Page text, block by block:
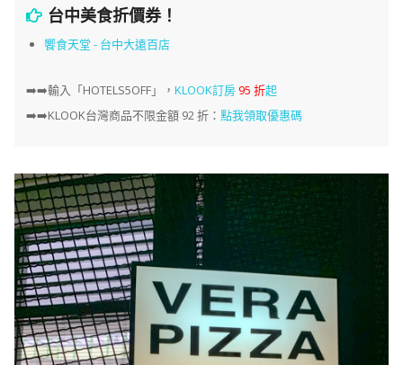
台中美食折價券！
饗食天堂 - 台中大遠百店
➡️➡️輸入「HOTELS5OFF」， KLOOK訂房95 折起
➡️➡️KLOOK台灣商品不限金額 92 折： 點我領取優惠碼